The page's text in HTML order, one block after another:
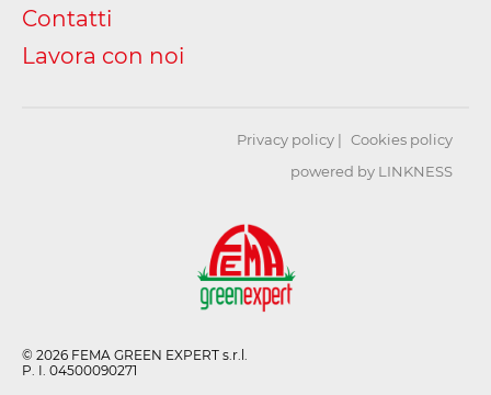
Contatti
Lavora con noi
Privacy policy
Cookies policy
powered by LINKNESS
© 2026 FEMA GREEN EXPERT s.r.l.
P. I. 04500090271